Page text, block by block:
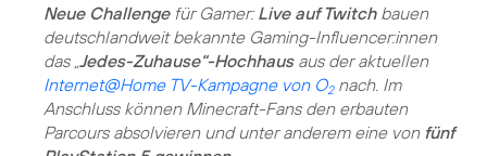
Neue Challengefür Gamer: Live auf Twitchbauen
deutschlandweit bekannte Gaming-Influencer:innen
das „ Jedes-Zuhause“-Hochhausaus der aktuellen
Internet@Home TV-Kampagne von O2nach. Im
Anschluss können Minecraft-Fans den erbauten
Parcours absolvieren und unter anderem eine von fünf